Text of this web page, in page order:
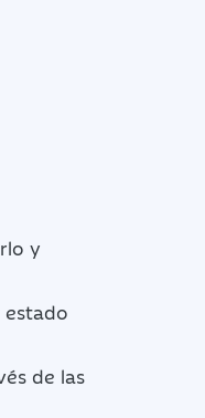
y
estado
de las